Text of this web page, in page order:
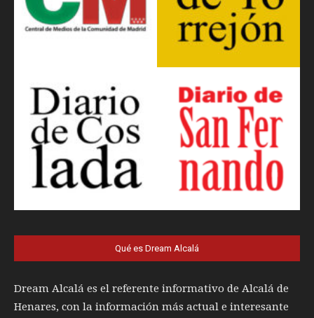
Qué es Dream Alcalá
Dream Alcalá es el referente informativo de Alcalá de
Henares, con la información más actual e interesante